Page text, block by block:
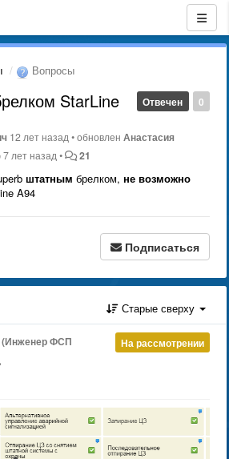
Вопросы
0
Отвечен
StarLine
12 лет назад •обновленАнастасия
7 лет назад • 21
штатным брелком, не возможно
A94
Подписаться
Старые сверху
На рассмотрении
ФСП